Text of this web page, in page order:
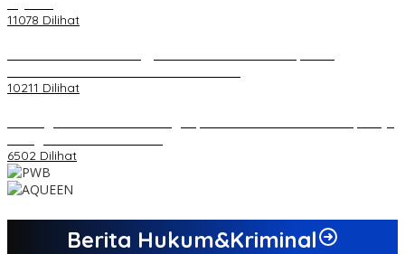
11078 Dilihat
10211 Dilihat
6502 Dilihat
Berita Hukum&Kriminal